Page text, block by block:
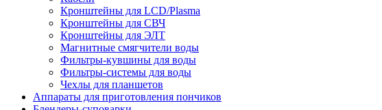
Кронштейны для LCD/Plasma
Кронштейны для СВЧ
Кронштейны для ЭЛТ
Магнитные смягчители воды
Фильтры-кувшины для воды
Фильтры-системы для воды
Чехлы для планшетов
Аппараты для приготовления пончиков